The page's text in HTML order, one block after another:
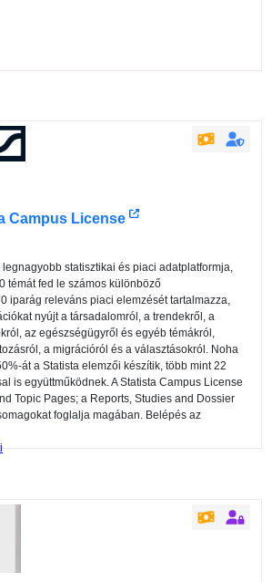
Campus License
legnagyobb statisztikai és piaci adatplatformja,
témát fed le számos különböző
iparág releváns piaci elemzését tartalmazza,
nyújt a társadalomról, a trendekről, a
az egészségügyről és egyéb témákról,
a migrációról és a választásokról. Noha
át a Statista elemzői készítik, több mint 22
is együttműködnek. A Statista Campus License
Topic Pages; a Reports, Studies and Dossier
foglalja magában. Belépés az